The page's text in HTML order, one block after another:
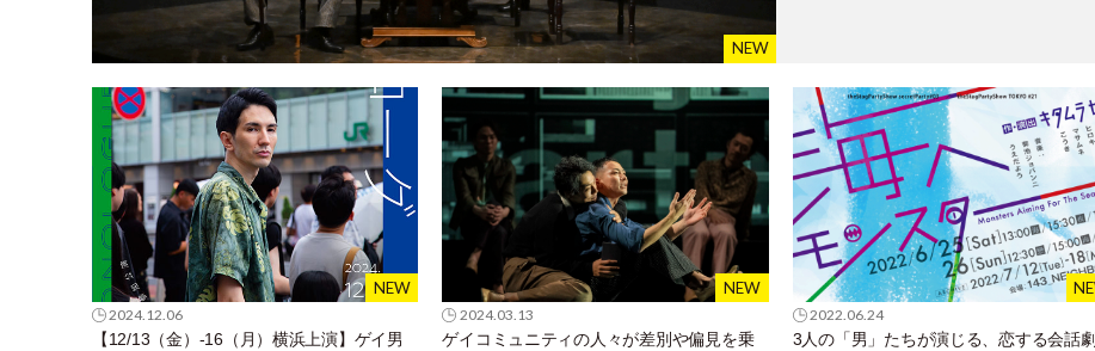
2024.12.06
【12/13（金）-16（月）横浜上演】ゲイ男
2024.03.13
ゲイコミュニティの人々が差別や偏見を乗
2022.06.24
3人の「男」たちが演じる、恋する会話劇